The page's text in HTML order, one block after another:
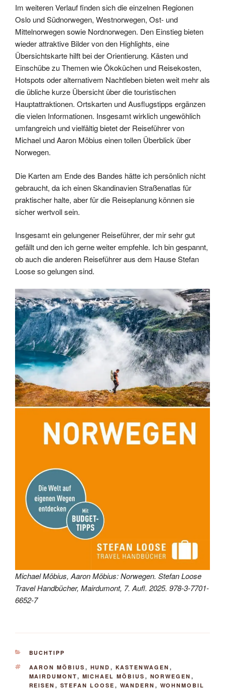
Im weiteren Verlauf finden sich die einzelnen Regionen
Oslo und Südnorwegen, Westnorwegen, Ost- und
Mittelnorwegen sowie Nordnorwegen. Den Einstieg bieten
wieder attraktive Bilder von den Highlights, eine
Übersichtskarte hilft bei der Orientierung. Kästen und
Einschübe zu Themen wie Ökoküchen und Reisekosten,
Hotspots oder alternativem Nachtleben bieten weit mehr als
die übliche kurze Übersicht über die touristischen
Hauptattraktionen. Ortskarten und Ausflugstipps ergänzen
die vielen Informationen. Insgesamt wirklich ungewöhlich
umfangreich und vielfältig bietet der Reiseführer von
Michael und Aaron Möbius einen tollen Überblick über
Norwegen.
Die Karten am Ende des Bandes hätte ich persönlich nicht
gebraucht, da ich einen Skandinavien Straßenatlas für
praktischer halte, aber für die Reiseplanung können sie
sicher wertvoll sein.
Insgesamt ein gelungener Reiseführer, der mir sehr gut
gefällt und den ich gerne weiter empfehle. Ich bin gespannt,
ob auch die anderen Reiseführer aus dem Hause Stefan
Loose so gelungen sind.
Michael Möbius, Aaron Möbius: Norwegen. Stefan Loose
Travel Handbücher, Mairdumont, 7. Aufl. 2025. 978-3-7701-
6652-7
KATEGORIEN
BUCHTIPP
SCHLAGWÖRTER
AARON MÖBIUS , HUND , KASTENWAGEN ,
MAIRDUMONT, MICHAEL MÖBIUS , NORWEGEN ,
REISEN , STEFAN LOOSE , WANDERN , WOHNMOBIL